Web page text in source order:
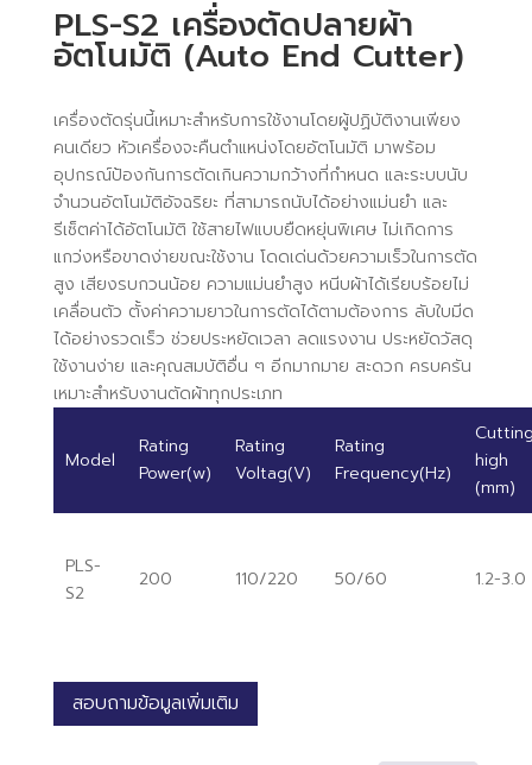
PLS-S2 เครื่องตัดปลายผ้า
อัตโนมัติ (Auto End Cutter)
เครื่องตัดรุ่นนี้เหมาะสำหรับการใช้งานโดยผู้ปฏิบัติงานเพียง
คนเดียว หัวเครื่องจะคืนตำแหน่งโดยอัตโนมัติ มาพร้อม
อุปกรณ์ป้องกันการตัดเกินความกว้างที่กำหนด และระบบนับ
จำนวนอัตโนมัติอัจฉริยะ ที่สามารถนับได้อย่างแม่นยำ และ
รีเซ็ตค่าได้อัตโนมัติ ใช้สายไฟแบบยืดหยุ่นพิเศษ ไม่เกิดการ
แกว่งหรือขาดง่ายขณะใช้งาน โดดเด่นด้วยความเร็วในการตัด
สูง เสียงรบกวนน้อย ความแม่นยำสูง หนีบผ้าได้เรียบร้อยไม่
เคลื่อนตัว ตั้งค่าความยาวในการตัดได้ตามต้องการ ลับใบมีด
ได้อย่างรวดเร็ว ช่วยประหยัดเวลา ลดแรงงาน ประหยัดวัสดุ
ใช้งานง่าย และคุณสมบัติอื่น ๆ อีกมากมาย สะดวก ครบครัน
เหมาะสำหรับงานตัดผ้าทุกประเภท
Model
Rating
Power(w)
Rating
Voltag(V)
Rating
Frequency(Hz)
high
(mm)
PLS-
S2
200 110/220 50/60 1.2-3.0
สอบถามข้อมูลเพิ่มเติม